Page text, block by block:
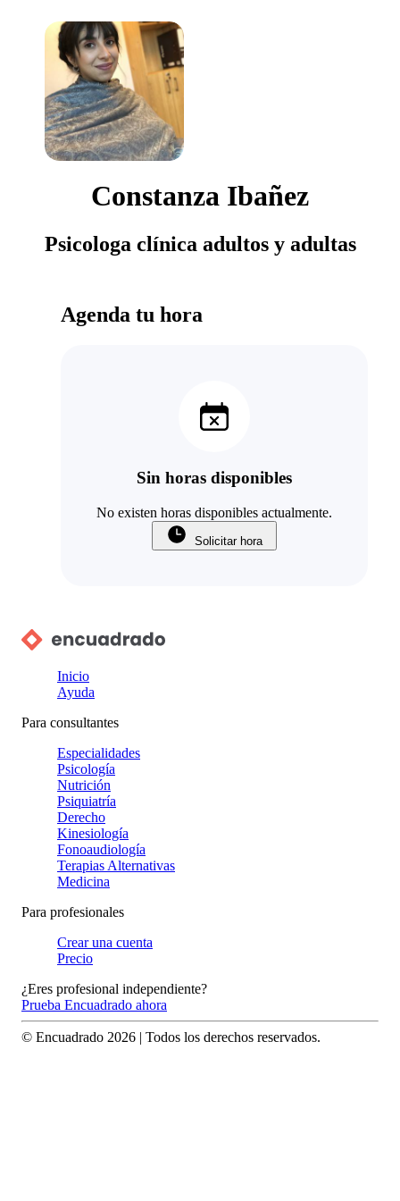
Constanza Ibañez
Psicologa clínica adultos y adultas
Agenda tu hora
Sin horas disponibles
No existen horas disponibles actualmente.
Solicitar hora
Inicio
Ayuda
Para consultantes
Especialidades
Psicología
Nutrición
Psiquiatría
Derecho
Kinesiología
Fonoaudiología
Terapias Alternativas
Medicina
Para profesionales
Crear una cuenta
Precio
¿Eres profesional independiente?
Prueba Encuadrado ahora
© Encuadrado 2026 | Todos los derechos reservados.